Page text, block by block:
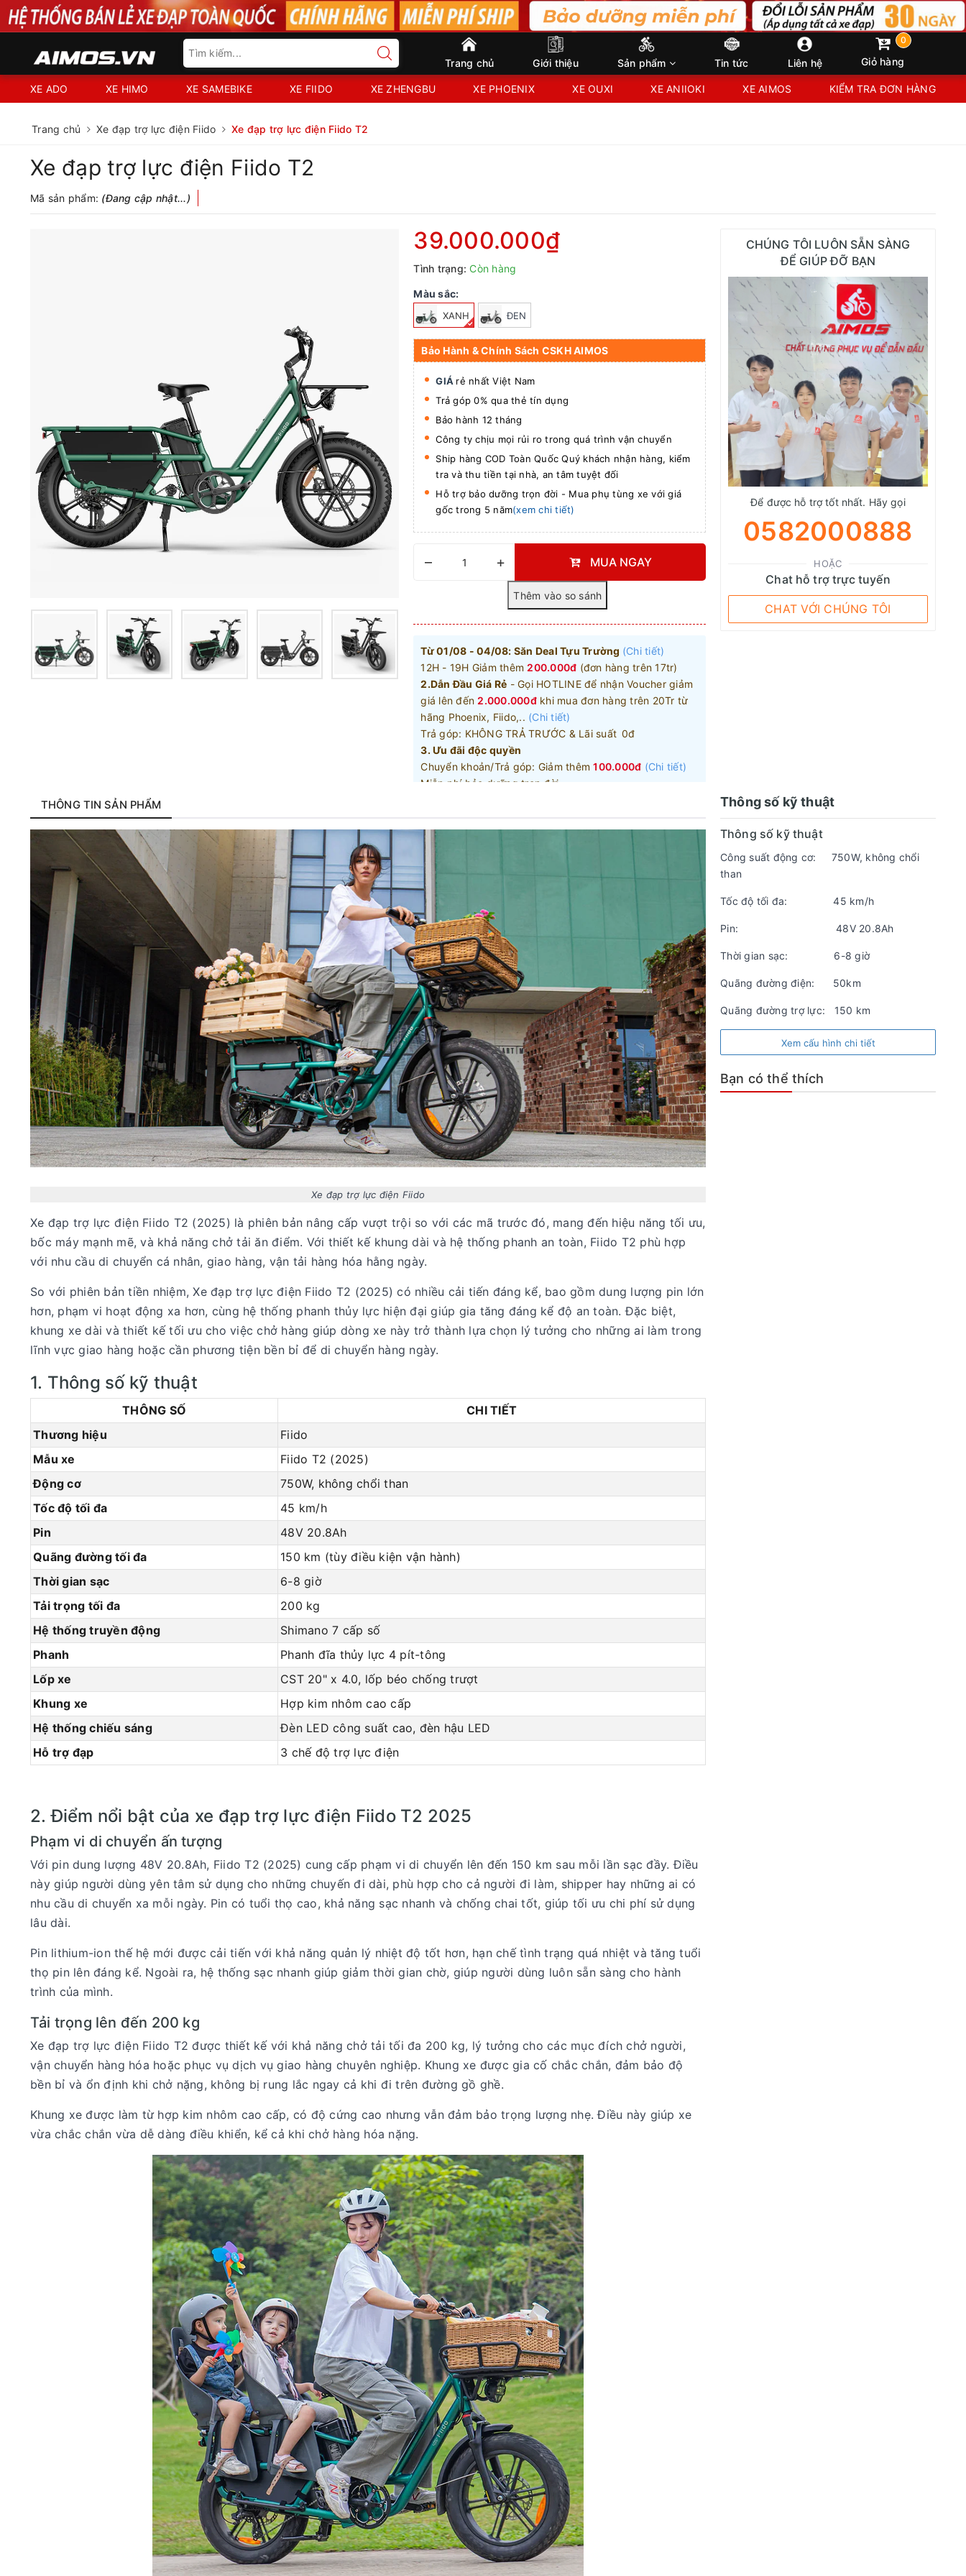
Trang chủ Giới thiệu Sản phẩm Tin tức Liên hệ
0
Giỏ hàng
XE ADO XE HIMO XE SAMEBIKE XE FIIDO XE ZHENGBU XE PHOENIX XE OUXI XE ANIIOKI XE AIMOS KIỂM TRA ĐƠN HÀNG
Trang chủ Xe đạp trợ lực điện Fiido Xe đạp trợ lực điện Fiido T2
Xe đạp trợ lực điện Fiido T2
Mã sản phẩm: (Đang cập nhật...)
39.000.000₫
Tình trạng: Còn hàng
Màu sắc:
XANH ĐEN
Bảo Hành & Chính Sách CSKH AIMOS
GIÁ rẻ nhất Việt Nam
Trả góp 0% qua thẻ tín dụng
Bảo hành 12 tháng
Công ty chịu mọi rủi ro trong quá trình vận chuyển
Ship hàng COD Toàn Quốc Quý khách nhận hàng, kiểm
tra và thu tiền tại nhà, an tâm tuyệt đối
Hỗ trợ bảo dưỡng trọn đời - Mua phụ tùng xe với giá
gốc trong 5 năm(xem chi tiết)
– + MUA NGAY
Từ 01/08 - 04/08: Săn Deal Tựu Trường (Chi tiết)
12H - 19H Giảm thêm 200.000đ (đơn hàng trên 17tr)
2.Dẫn Đầu Giá Rẻ - Gọi HOTLINE để nhận Voucher giảm
giá lên đến 2.000.000đkhi mua đơn hàng trên 20Tr từ
hãng Phoenix, Fiido,.. (Chi tiết)
Trả góp: KHÔNG TRẢ TRƯỚC & Lãi suất 0đ
3. Ưu đãi độc quyền
Chuyển khoản/Trả góp: Giảm thêm100.000đ (Chi tiết)
Miễn phí bảo dưỡng trọn đời
Tặng kèm mũ ado chính hãng trị giá990.000đcho các
dòng xe cao cấp
Giảm thêm
khách hàng thân thiết
Gọi điện để được tư vấn:
CHÚNG TÔI LUÔN SẴN SÀNG
ĐỂ GIÚP ĐỠ BẠN
Để được hỗ trợ tốt nhất. Hãy gọi
0582000888
HOẶC
Chat hỗ trợ trực tuyến
CHAT VỚI CHÚNG TÔI
THÔNG TIN SẢN PHẨM
Xe đạp trợ lực điện Fiido
Xe đạp trợ lực điện Fiido T2 (2025) là phiên bản nâng cấp vượt trội so với các mã trước đó, mang đến hiệu năng tối ưu,
bốc máy mạnh mẽ, và khả năng chở tải ăn điểm. Với thiết kế khung dài và hệ thống phanh an toàn, Fiido T2 phù hợp
với nhu cầu di chuyển cá nhân, giao hàng, vận tải hàng hóa hằng ngày.
So với phiên bản tiền nhiệm, Xe đạp trợ lực điện Fiido T2 (2025) có nhiều cải tiến đáng kể, bao gồm dung lượng pin lớn
hơn, phạm vi hoạt động xa hơn, cùng hệ thống phanh thủy lực hiện đại giúp gia tăng đáng kể độ an toàn. Đặc biệt,
khung xe dài và thiết kế tối ưu cho việc chở hàng giúp dòng xe này trở thành lựa chọn lý tưởng cho những ai làm trong
lĩnh vực giao hàng hoặc cần phương tiện bền bỉ để di chuyển hàng ngày.
1. Thông số kỹ thuật
THÔNG SỐ
CHI TIẾT
Thương hiệu
Fiido
Mẫu xe
Fiido T2 (2025)
Động cơ
750W, không chổi than
Tốc độ tối đa
45 km/h
Pin
48V 20.8Ah
Quãng đường tối đa
150 km (tùy điều kiện vận hành)
Thời gian sạc
6-8 giờ
Tải trọng tối đa
200 kg
Hệ thống truyền động
Shimano 7 cấp số
Phanh
Phanh đĩa thủy lực 4 pít-tông
Lốp xe
CST 20" x 4.0, lốp béo chống trượt
Khung xe
Hợp kim nhôm cao cấp
Hệ thống chiếu sáng
Đèn LED công suất cao, đèn hậu LED
Hỗ trợ đạp
3 chế độ trợ lực điện
2. Điểm nổi bật của xe đạp trợ lực điện Fiido T2 2025
Phạm vi di chuyển ấn tượng
Với pin dung lượng 48V 20.8Ah, Fiido T2 (2025) cung cấp phạm vi di chuyển lên đến 150 km sau mỗi lần sạc đầy. Điều
này giúp người dùng yên tâm sử dụng cho những chuyến đi dài, phù hợp cho cả người đi làm, shipper hay những ai có
nhu cầu di chuyển xa mỗi ngày. Pin có tuổi thọ cao, khả năng sạc nhanh và chống chai tốt, giúp tối ưu chi phí sử dụng
lâu dài.
Pin lithium-ion thế hệ mới được cải tiến với khả năng quản lý nhiệt độ tốt hơn, hạn chế tình trạng quá nhiệt và tăng tuổi
thọ pin lên đáng kể. Ngoài ra, hệ thống sạc nhanh giúp giảm thời gian chờ, giúp người dùng luôn sẵn sàng cho hành
trình của mình.
Tải trọng lên đến 200 kg
Xe đạp trợ lực điện Fiido T2 được thiết kế với khả năng chở tải tối đa 200 kg, lý tưởng cho các mục đích chở người,
vận chuyển hàng hóa hoặc phục vụ dịch vụ giao hàng chuyên nghiệp. Khung xe được gia cố chắc chắn, đảm bảo độ
bền bỉ và ổn định khi chở nặng, không bị rung lắc ngay cả khi đi trên đường gồ ghề.
Khung xe được làm từ hợp kim nhôm cao cấp, có độ cứng cao nhưng vẫn đảm bảo trọng lượng nhẹ. Điều này giúp xe
vừa chắc chắn vừa dễ dàng điều khiển, kể cả khi chở hàng hóa nặng.
Thông số kỹ thuật
Thông số kỹ thuật
Công suất động cơ: 750W, không chổi
than
Tốc độ tối đa: 45 km/h
Pin: 48V 20.8Ah
Thời gian sạc: 6-8 giờ
Quãng đường điện: 50km
Quãng đường trợ lực: 150 km
Xem cấu hình chi tiết
Bạn có thể thích